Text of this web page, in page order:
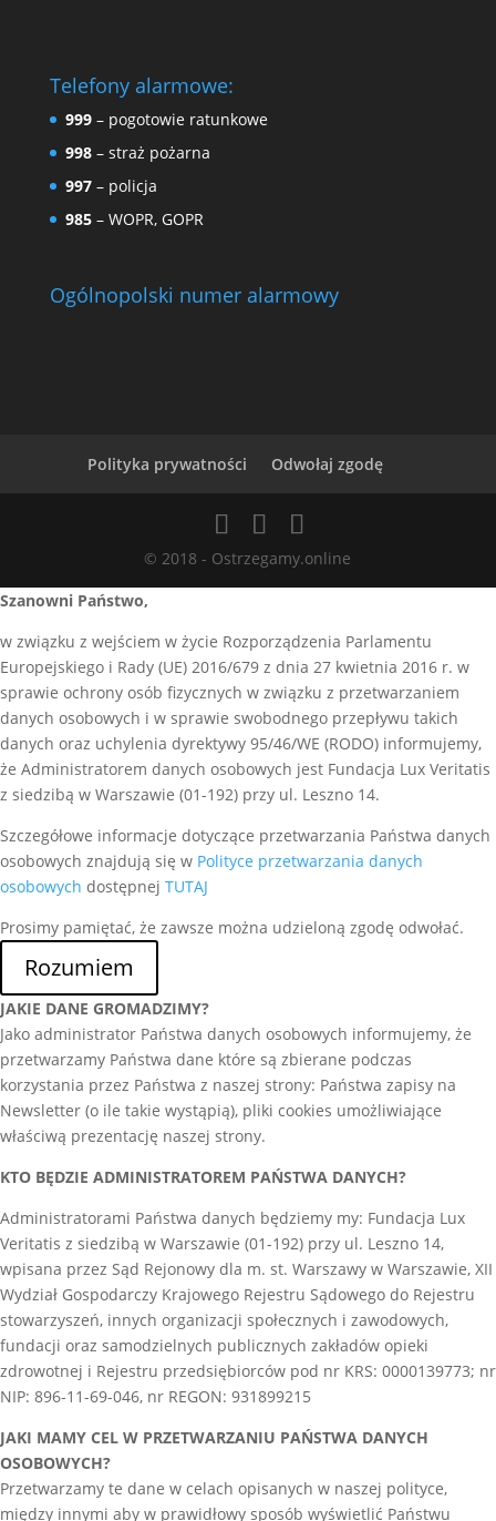
Telefony alarmowe:
999– pogotowie ratunkowe
998– straż pożarna
997– policja
985– WOPR, GOPR
Ogólnopolski numer alarmowy
Polityka prywatności Odwołaj zgodę
© 2018 - Ostrzegamy.online
Szanowni Państwo,
w związku z wejściem w życie Rozporządzenia Parlamentu
Europejskiego i Rady (UE) 2016/679 z dnia 27 kwietnia 2016 r. w
sprawie ochrony osób fizycznych w związku z przetwarzaniem
danych osobowych i w sprawie swobodnego przepływu takich
danych oraz uchylenia dyrektywy 95/46/WE (RODO) informujemy,
że Administratorem danych osobowych jest Fundacja Lux Veritatis
z siedzibą w Warszawie (01-192) przy ul. Leszno 14.
Szczegółowe informacje dotyczące przetwarzania Państwa danych
osobowych znajdują się w Polityce przetwarzania danych
osobowych dostępnej TUTAJ
Prosimy pamiętać, że zawsze można udzieloną zgodę odwołać.
Rozumiem
JAKIE DANE GROMADZIMY?
Jako administrator Państwa danych osobowych informujemy, że
przetwarzamy Państwa dane które są zbierane podczas
korzystania przez Państwa z naszej strony: Państwa zapisy na
Newsletter (o ile takie wystąpią), pliki cookies umożliwiające
właściwą prezentację naszej strony.
KTO BĘDZIE ADMINISTRATOREM PAŃSTWA DANYCH?
Administratorami Państwa danych będziemy my: Fundacja Lux
Veritatis z siedzibą w Warszawie (01-192) przy ul. Leszno 14,
wpisana przez Sąd Rejonowy dla m. st. Warszawy w Warszawie, XII
Wydział Gospodarczy Krajowego Rejestru Sądowego do Rejestru
stowarzyszeń, innych organizacji społecznych i zawodowych,
fundacji oraz samodzielnych publicznych zakładów opieki
zdrowotnej i Rejestru przedsiębiorców pod nr KRS: 0000139773; nr
NIP: 896-11-69-046, nr REGON: 931899215
JAKI MAMY CEL W PRZETWARZANIU PAŃSTWA DANYCH
OSOBOWYCH?
Przetwarzamy te dane w celach opisanych w naszej polityce,
między innymi aby w prawidłowy sposób wyświetlić Państwu